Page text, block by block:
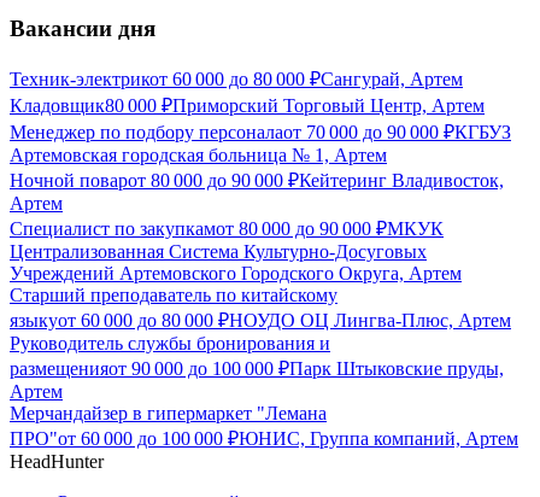
Вакансии дня
Техник-электрикот 60 000 до 80 000 ₽Сангурай, Артем
Кладовщик80 000 ₽Приморский Торговый Центр, Артем
Менеджер по подбору персоналаот 70 000 до 90 000 ₽КГБУЗ
Артемовская городская больница № 1, Артем
Ночной поварот 80 000 до 90 000 ₽Кейтеринг Владивосток,
Артем
Специалист по закупкамот 80 000 до 90 000 ₽МКУК
Централизованная Система Культурно-Досуговых
Учреждений Артемовского Городского Округа, Артем
Старший преподаватель по китайскому
языкуот 60 000 до 80 000 ₽НОУДО ОЦ Лингва-Плюс, Артем
Руководитель службы бронирования и
размещенияот 90 000 до 100 000 ₽Парк Штыковские пруды,
Артем
Мерчандайзер в гипермаркет "Лемана
ПРО"от 60 000 до 100 000 ₽ЮНИС, Группа компаний, Артем
HeadHunter